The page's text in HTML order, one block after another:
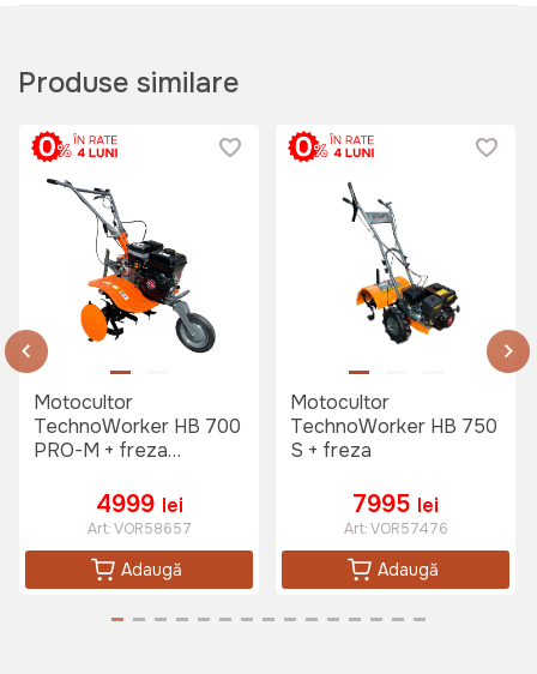
Produse similare
Motocultor
TechnoWorker HB 700
PRO-M + freza
4999 lei
Art:VOR58657
Adaugă
Motocultor
TechnoWorker HB 750
S + freza
7995 lei
Art:VOR57476
Adaugă